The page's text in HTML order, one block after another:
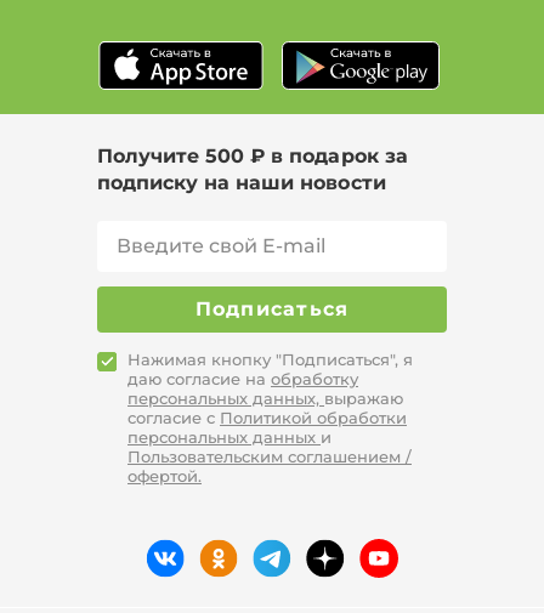
Получите 500 ₽ в подарок за
подписку на наши новости
Подписаться
Нажимая кнопку "Подписаться", я
даю согласие на обработку
персональных данных, выражаю
согласие с Политикой обработки
персональных данных и
Пользовательским соглашением /
офертой.